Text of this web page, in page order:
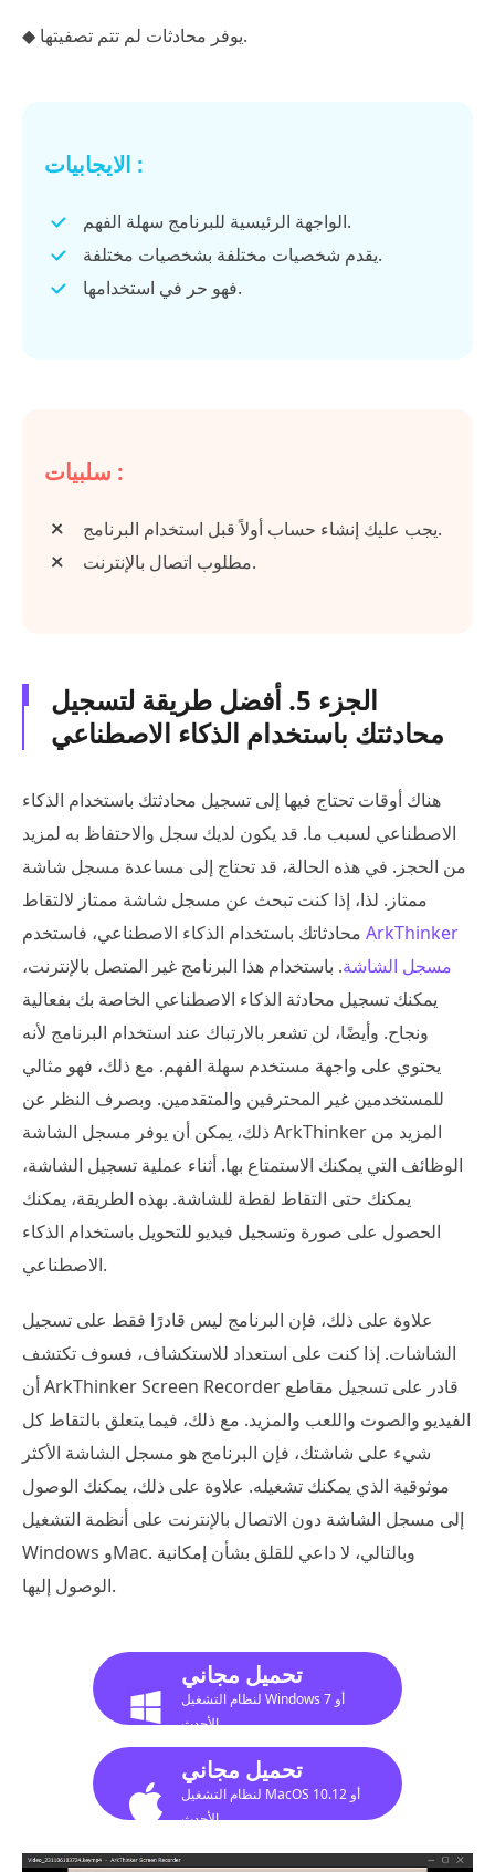
◆ يوفر محادثات لم تتم تصفيتها.
الايجابيات :
الواجهة الرئيسية للبرنامج سهلة الفهم.
يقدم شخصيات مختلفة بشخصيات مختلفة.
فهو حر في استخدامها.
سلبيات :
يجب عليك إنشاء حساب أولاً قبل استخدام البرنامج.
مطلوب اتصال بالإنترنت.
الجزء 5. أفضل طريقة لتسجيل
محادثتك باستخدام الذكاء الاصطناعي
هناك أوقات تحتاج فيها إلى تسجيل محادثتك باستخدام الذكاء
الاصطناعي لسبب ما. قد يكون لديك سجل والاحتفاظ به لمزيد
من الحجز. في هذه الحالة، قد تحتاج إلى مساعدة مسجل شاشة
ممتاز. لذا، إذا كنت تبحث عن مسجل شاشة ممتاز لالتقاط
ArkThinker
مسجل الشاشة. باستخدام هذا البرنامج غير المتصل بالإنترنت،
يمكنك تسجيل محادثة الذكاء الاصطناعي الخاصة بك بفعالية
ونجاح. وأيضًا، لن تشعر بالارتباك عند استخدام البرنامج لأنه
يحتوي على واجهة مستخدم سهلة الفهم. مع ذلك، فهو مثالي
للمستخدمين غير المحترفين والمتقدمين. وبصرف النظر عن
ذلك، يمكن أن يوفر مسجل الشاشة ArkThinker المزيد من
الوظائف التي يمكنك الاستمتاع بها. أثناء عملية تسجيل الشاشة،
يمكنك حتى التقاط لقطة للشاشة. بهذه الطريقة، يمكنك
الحصول على صورة وتسجيل فيديو للتحويل باستخدام الذكاء
الاصطناعي.
علاوة على ذلك، فإن البرنامج ليس قادرًا فقط على تسجيل
الشاشات. إذا كنت على استعداد للاستكشاف، فسوف تكتشف
أن ArkThinker Screen Recorder قادر على تسجيل مقاطع
الفيديو والصوت واللعب والمزيد. مع ذلك، فيما يتعلق بالتقاط كل
شيء على شاشتك، فإن البرنامج هو مسجل الشاشة الأكثر
موثوقية الذي يمكنك تشغيله. علاوة على ذلك، يمكنك الوصول
إلى مسجل الشاشة دون الاتصال بالإنترنت على أنظمة التشغيل
Windows وMac. وبالتالي، لا داعي للقلق بشأن إمكانية
الوصول إليها.
تحميل مجاني
لنظام التشغيل Windows 7 أو
الأحدث
تحميل مجاني
لنظام التشغيل MacOS 10.12 أو
الأحدث